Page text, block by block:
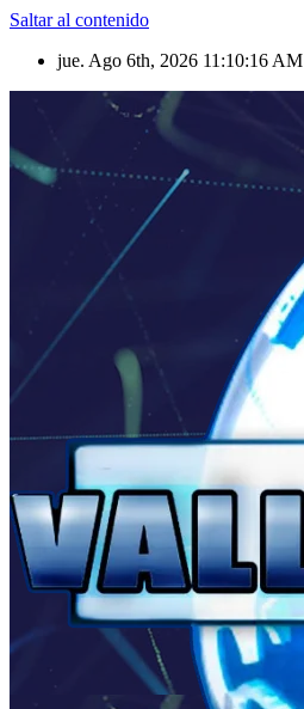
Saltar al contenido
jue. Ago 6th, 2026 11:10:18 AM